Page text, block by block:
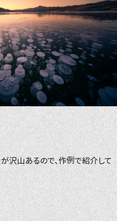
沢山あるので、作例で紹介して